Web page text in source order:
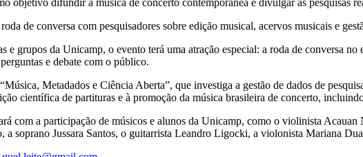
objetivo difundir a música de concerto contemporânea e divulgar as pesquisas
de conversa com pesquisadores sobre edição musical, acervos musicais e
e grupos da Unicamp, o evento terá uma atração especial: a roda de conversa
e debate com o público.
Metadados e Ciência Aberta”, que investiga a gestão de dados de
científica de partituras e à promoção da música brasileira de concerto,
com a participação de músicos e alunos da Unicamp, como o violinista
soprano Jussara Santos, o guitarrista Leandro Ligocki, a violonista Mariana